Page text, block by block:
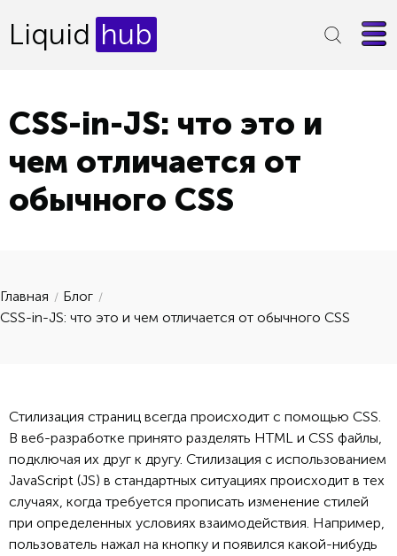
Liquid hub
CSS-in-JS: что это и
чем отличается от
обычного CSS
Главная
Блог
CSS-in-JS: что это и чем отличается от обычного CSS
Стилизация страниц всегда происходит с помощью CSS.
В веб-разработке принято разделять HTML и CSS файлы,
подключая их друг к другу. Стилизация с использованием
JavaScript (JS) в стандартных ситуациях происходит в тех
случаях, когда требуется прописать изменение стилей
при определенных условиях взаимодействия. Например,
пользователь нажал на кнопку и появился какой-нибудь